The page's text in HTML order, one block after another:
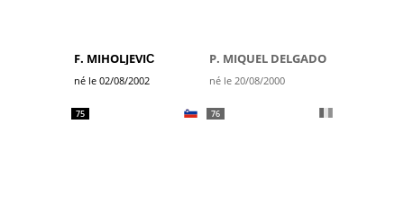
F. MIHOLJEVIĆ
né le 02/08/2002
P. MIQUEL DELGADO
né le 20/08/2000
75 76